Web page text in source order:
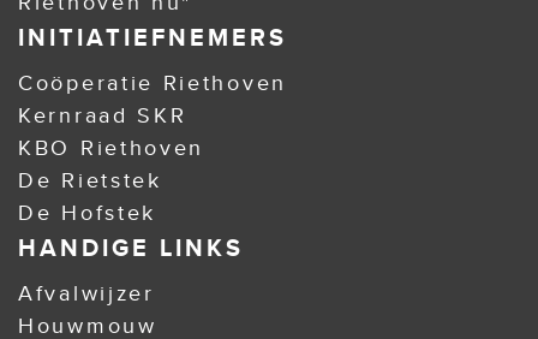
INITIATIEFNEMERS
Coöperatie Riethoven
Kernraad SKR
KBO Riethoven
De Rietstek
De Hofstek
HANDIGE LINKS
Afvalwijzer
Houwmouw